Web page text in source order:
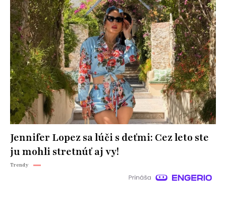
Jennifer Lopez sa lúči s deťmi: Cez leto ste
ju mohli stretnúť aj vy!
Trendy